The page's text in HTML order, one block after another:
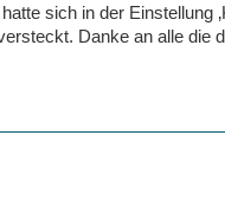
sich in der Einstellung
Danke an alle